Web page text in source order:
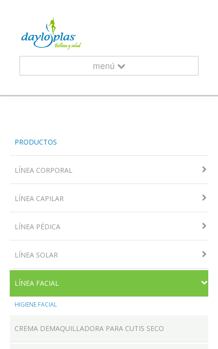
menú
¿QUIÉNES SOMOS?
LOCALES
PRODUCTOS
LÍNEA CORPORAL
LÍNEA CAPILAR
LÍNEA PÉDICA
LÍNEA SOLAR
LÍNEA FACIAL
HIGIENE FACIAL
CREMA DEMAQUILLADORA PARA CUTIS SECO